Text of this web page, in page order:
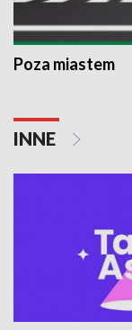
Poza miastem
INNE